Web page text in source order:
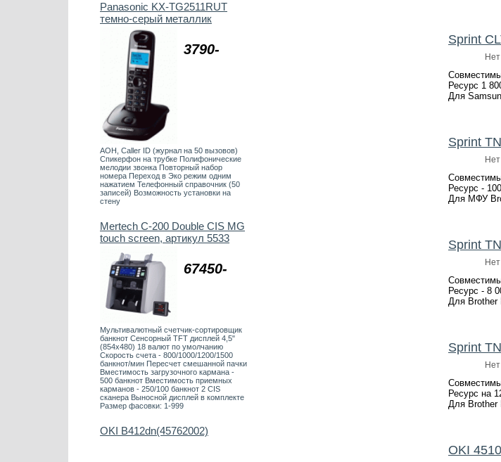
3790-
Panasonic KX-TG2511RUT
темно-серый металлик
АОН, Caller ID (журнал на 50 вызовов)
Спикерфон на трубке Полифонические
мелодии звонка Повторный набор
номера Переход в Эко режим одним
нажатием Телефонный справочник (50
записей) Возможность установки на
стену
67450-
Mertech C-200 Double CIS MG
touch screen, артикул 5533
Мультивалютный счетчик-сортировщик
банкнот Сенсорный TFT дисплей 4,5"
(854х480) 18 валют по умолчанию
Скорость счета - 800/1000/1200/1500
банкнот/мин Пересчет смешанной пачки
Вместимость загрузочного кармана -
500 банкнот Вместимость приемных
карманов - 250/100 банкнот 2 CIS
сканера Выносной дисплей в комплекте
Размер фасовки: 1-999
OKI B412dn(45762002)
Sprint
Нет
Ресурс 1
Для
Sprint
Нет
Ресурс -
Для МФУ
Sprint
Нет
Ресурс - 8
Для Brother
Sprint
Нет
Ресурс на
Для Brother
OKI